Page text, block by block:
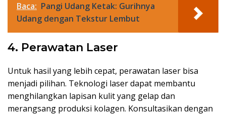
Baca: Pangi Udang Ketak: Gurihnya
Udang dengan Tekstur Lembut
4. Perawatan Laser
Untuk hasil yang lebih cepat, perawatan laser bisa
menjadi pilihan. Teknologi laser dapat membantu
menghilangkan lapisan kulit yang gelap dan
merangsang produksi kolagen. Konsultasikan dengan